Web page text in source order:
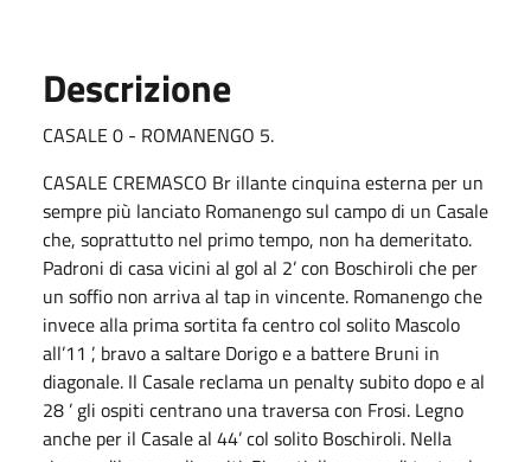
Descrizione
CASALE 0 - ROMANENGO 5.
CASALE CREMASCO Br illante cinquina esterna per un
sempre più lanciato Romanengo sul campo di un Casale
che, soprattutto nel primo tempo, non ha demeritato.
Padroni di casa vicini al gol al 2’ con Boschiroli che per
un soffio non arriva al tap in vincente. Romanengo che
invece alla prima sortita fa centro col solito Mascolo
all’11 ’, bravo a saltare Dorigo e a battere Bruni in
diagonale. Il Casale reclama un penalty subito dopo e al
28 ’ gli ospiti centrano una traversa con Frosi. Legno
anche per il Casale al 44’ col solito Boschiroli. Nella